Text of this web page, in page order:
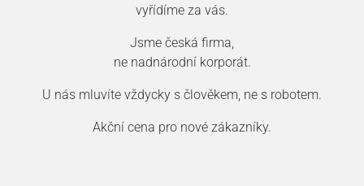
vyřídíme za vás.
Jsme česká firma,
ne nadnárodní korporát.
U nás mluvíte vždycky s člověkem, ne s robotem.
Akční cena pro nové zákazníky.